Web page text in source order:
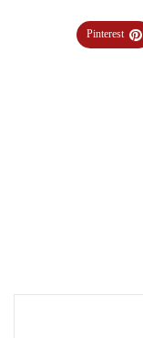
Pinterest